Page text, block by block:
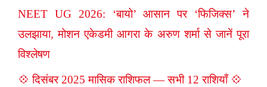
NEET UG 2026: ‘बायो’ आसान पर ‘फिजिक्स’ ने
उलझाया, मोशन एकेडमी आगरा के अरुण शर्मा से जानें पूरा
विश्लेषण
💠 दिसंबर 2025 मासिक राशिफल — सभी 12 राशियाँ 💠